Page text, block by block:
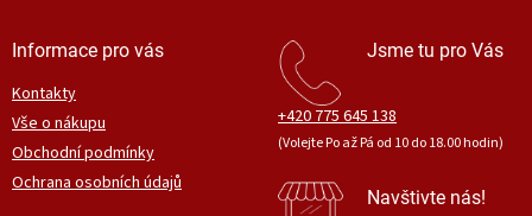
Informace pro vás
Kontakty
Vše o nákupu
Obchodní podmínky
Ochrana osobních údajů
Jsme tu pro Vás
+420 775 645 138
(Volejte Po až Pá od 10 do 18.00 hodin)
Navštivte nás!